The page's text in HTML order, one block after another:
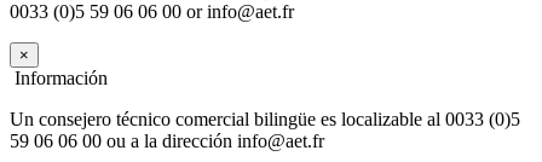
0033 (0)5 59 06 06 00 or info@aet.fr
×
Información
Un consejero técnico comercial bilingüe es localizable al 0033 (0)5
59 06 06 00 ou a la dirección info@aet.fr